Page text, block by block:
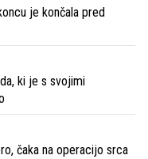
je končala pred
ki je s svojimi
čaka na operacijo srca